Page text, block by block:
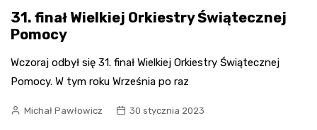
31. finał Wielkiej Orkiestry Świątecznej
Pomocy
Wczoraj odbył się 31. finał Wielkiej Orkiestry Świątecznej
Pomocy. W tym roku Września po raz
Michał Pawłowicz 30 stycznia 2023